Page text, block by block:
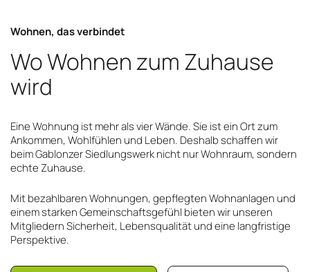
Wohnen, das verbindet
Wo Wohnen zum Zuhause
wird
Eine Wohnung ist mehr als vier Wände. Sie ist ein Ort zum
Ankommen, Wohlfühlen und Leben. Deshalb schaffen wir
beim Gablonzer Siedlungswerk nicht nur Wohnraum, sondern
echte Zuhause.
Mit bezahlbaren Wohnungen, gepflegten Wohnanlagen und
einem starken Gemeinschaftsgefühl bieten wir unseren
Mitgliedern Sicherheit, Lebensqualität und eine langfristige
Perspektive.